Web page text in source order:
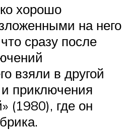
хорошо
на него
сразу после
взяли в другой
приключения
(1980), где он